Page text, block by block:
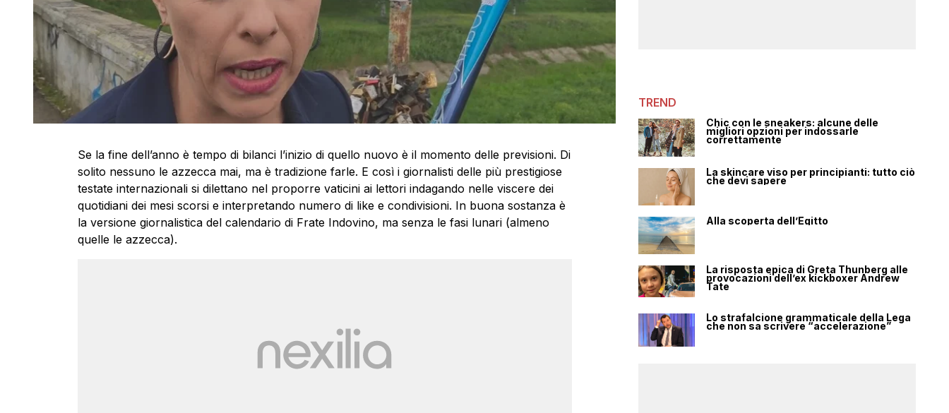
Se la fine dell’anno è tempo di bilanci l’inizio di quello nuovo è il momento delle previsioni. Di
solito nessuno le azzecca mai, ma è tradizione farle. E così i giornalisti delle più prestigiose
testate internazionali si dilettano nel proporre vaticini ai lettori indagando nelle viscere dei
quotidiani dei mesi scorsi e interpretando numero di like e condivisioni. In buona sostanza è
la versione giornalistica del calendario di Frate Indovino, ma senza le fasi lunari (almeno
quelle le azzecca).
TREND
Chic con le sneakers: alcune delle
migliori opzioni per indossarle
correttamente
La skincare viso per principianti: tutto ciò
che devi sapere
Alla scoperta dell’Egitto
La risposta epica di Greta Thunberg alle
provocazioni dell’ex kickboxer Andrew
Tate
Lo strafalcione grammaticale della Lega
che non sa scrivere “accelerazione”